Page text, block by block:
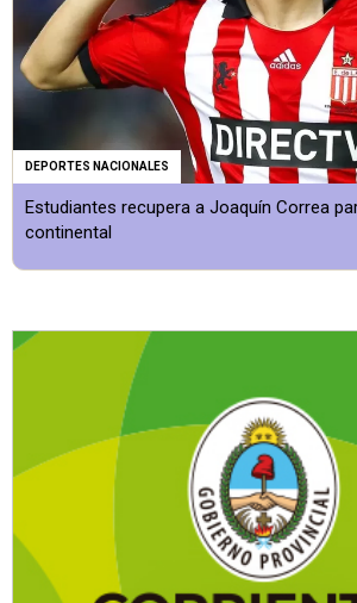
DEPORTES NACIONALES
Estudiantes recupera a Joaquín Correa
continental